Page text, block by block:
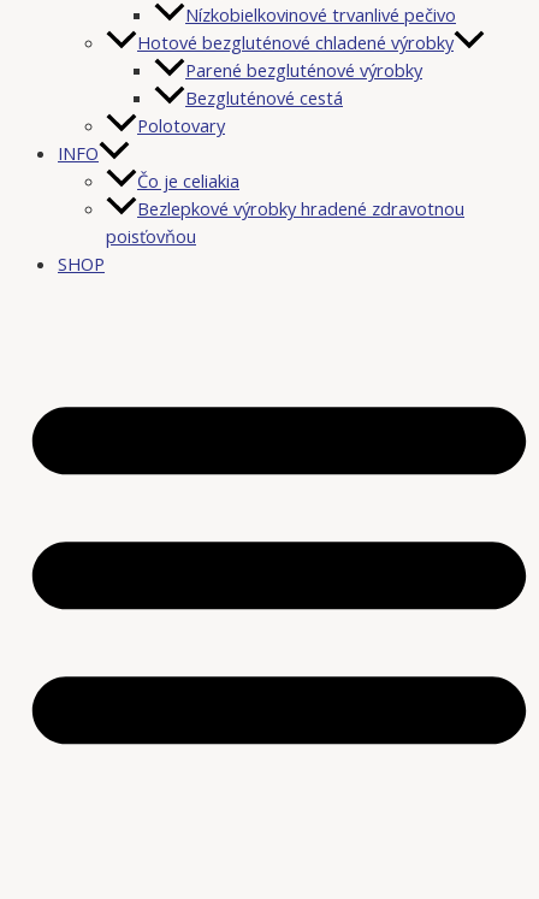
Nízkobielkovinové trvanlivé pečivo
Hotové bezgluténové chladené výrobky
Parené bezgluténové výrobky
Bezgluténové cestá
Polotovary
INFO
Čo je celiakia
Bezlepkové výrobky hradené zdravotnou
poisťovňou
SHOP